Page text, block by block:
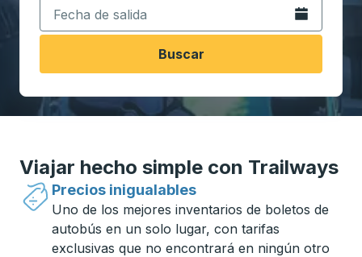
Abra el
Buscar
Viajar hecho simple con Trailways
Precios inigualables
Uno de los mejores inventarios de boletos de
autobús en un solo lugar, con tarifas
exclusivas que no encontrará en ningún otro